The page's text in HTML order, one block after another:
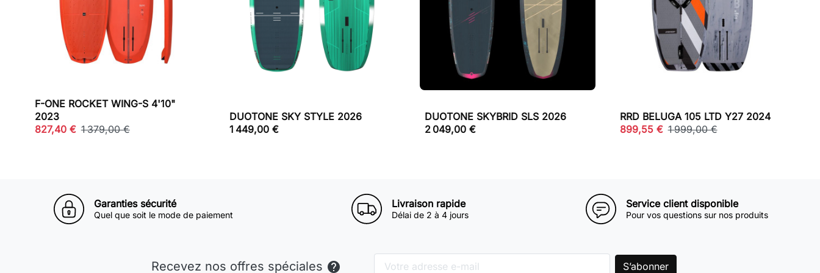
F-ONE ROCKET WING-S 4'10"
2023
827,40 € 1 379,00 €
DUOTONE SKY STYLE 2026
1 449,00 €
DUOTONE SKYBRID SLS 2026
2 049,00 €
RRD BELUGA 105 LTD Y27 2024
899,55 € 1 999,00 €
Garanties sécurité
Quel que soit le mode de paiement
Livraison rapide
Délai de 2 à 4 jours
Service client disponible
Pour vos questions sur nos produits
Recevez nos offres spéciales 